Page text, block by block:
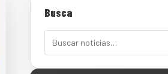
Busca
Buscar notícias